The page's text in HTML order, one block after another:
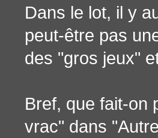
Dans le lot, il y
peut-être pas
des "gros jeux"
Bref, que fait-on
vrac" dans